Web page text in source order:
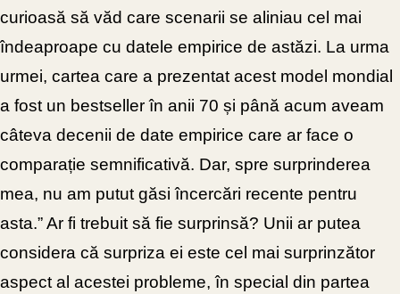
curioasă să văd care scenarii se aliniau cel mai
îndeaproape cu datele empirice de astăzi. La urma
urmei, cartea care a prezentat acest model mondial
a fost un bestseller în anii 70 și până acum aveam
câteva decenii de date empirice care ar face o
comparație semnificativă. Dar, spre surprinderea
mea, nu am putut găsi încercări recente pentru
asta.” Ar fi trebuit să fie surprinsă? Unii ar putea
considera că surpriza ei este cel mai surprinzător
aspect al acestei probleme, în special din partea